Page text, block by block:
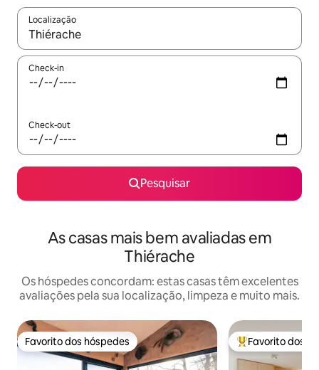
Localização
Quando os resultados estiverem disponíveis, navegue com
Check-in
Check-out
Pesquisar
As casas mais bem avaliadas em
Thiérache
Os hóspedes concordam: estas casas têm excelentes
avaliações pela sua localização, limpeza e muito mais.
Favorito dos hóspedes
Favorito dos hóspedes Favoritos dos
Favorito dos